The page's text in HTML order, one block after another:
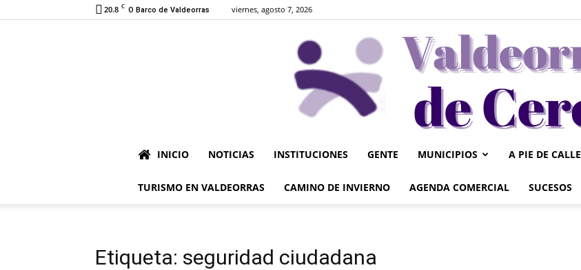
20.8 C O Barco de Valdeorras viernes, agosto 7, 2026
Valdeorrasdecerca
INICIO NOTICIAS INSTITUCIONES GENTE MUNICIPIOS A PIE DE CALLE
TURISMO EN VALDEORRAS CAMINO DE INVIERNO AGENDA COMERCIAL SUCESOS
Etiqueta: seguridad ciudadana